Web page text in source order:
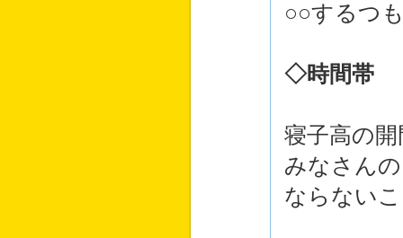
○○するつ
◇時間帯
寝子高の
みなさん
ならない